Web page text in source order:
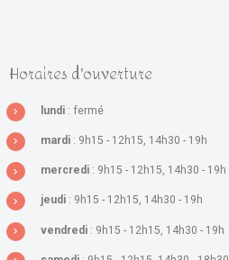
Horaires d'ouverture
lundi : fermé
mardi : 9h15 - 12h15, 14h30 - 19h
mercredi : 9h15 - 12h15, 14h30 - 19h
jeudi : 9h15 - 12h15, 14h30 - 19h
vendredi : 9h15 - 12h15, 14h30 - 19h